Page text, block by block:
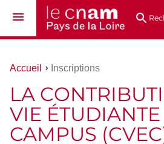
au
directs
Vous
ici :
Accueil Inscriptions
LA
VIE ÉTUDIANTE
CAMPUS